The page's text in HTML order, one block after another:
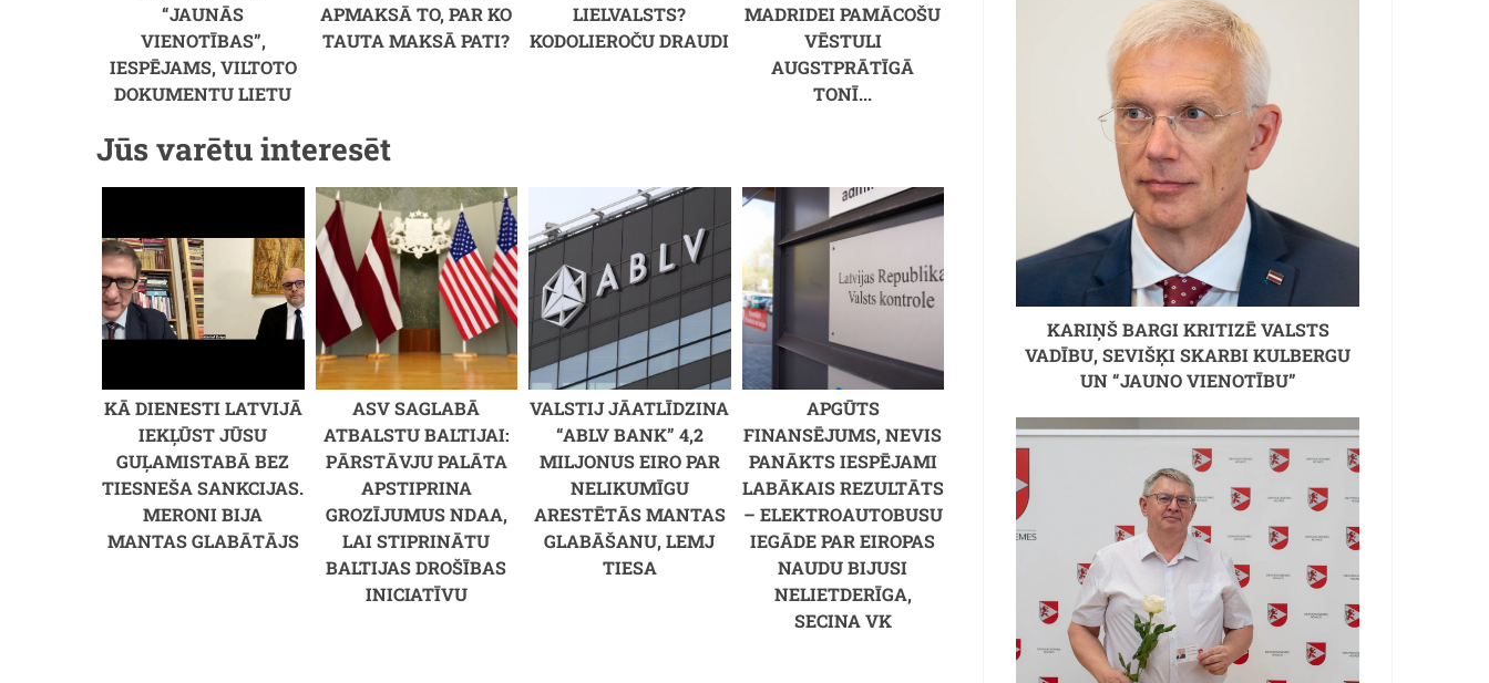
“JAUNĀS
VIENOTĪBAS”,
IESPĒJAMS, VILTOTO
DOKUMENTU LIETU
APMAKSĀ TO, PAR KO
TAUTA MAKSĀ PATI?
LIELVALSTS?
KODOLIEROČU DRAUDI
MADRIDEI PAMĀCOŠU
VĒSTULI
AUGSTPRĀTĪGĀ
TONĪ...
Jūs varētu interesēt
KĀ DIENESTI LATVIJĀ
IEKĻŪST JŪSU
GUĻAMISTABĀ BEZ
TIESNEŠA SANKCIJAS.
MERONI BIJA
MANTAS GLABĀTĀJS
ASV SAGLABĀ
ATBALSTU BALTIJAI:
PĀRSTĀVJU PALĀTA
APSTIPRINA
GROZĪJUMUS NDAA,
LAI STIPRINĀTU
BALTIJAS DROŠĪBAS
INICIATĪVU
VALSTIJ JĀATLĪDZINA
“ABLV BANK” 4,2
MILJONUS EIRO PAR
NELIKUMĪGU
ARESTĒTĀS MANTAS
GLABĀŠANU, LEMJ
TIESA
APGŪTS
FINANSĒJUMS, NEVIS
PANĀKTS IESPĒJAMI
LABĀKAIS REZULTĀTS
– ELEKTROAUTOBUSU
IEGĀDE PAR EIROPAS
NAUDU BIJUSI
NELIETDERĪGA,
SECINA VK
KARIŅŠ BARGI KRITIZĒ VALSTS
VADĪBU, SEVIŠĶI SKARBI KULBERGU
UN “JAUNO VIENOTĪBU”